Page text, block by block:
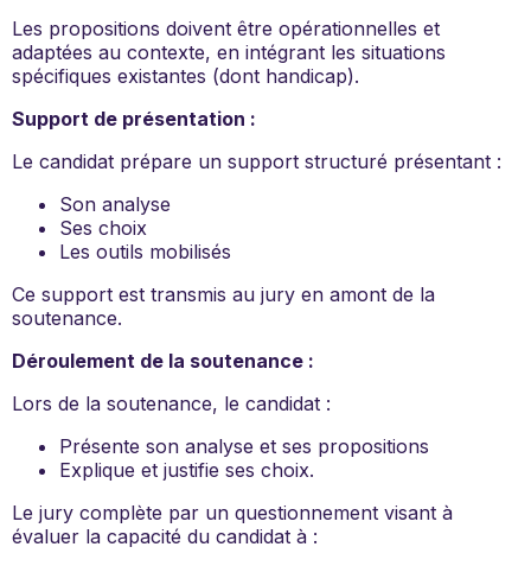
Les propositions doivent être opérationnelles et
adaptées au contexte, en intégrant les situations
spécifiques existantes (dont handicap).
Support de présentation :
Le candidat prépare un support structuré présentant :
Son analyse
Ses choix
Les outils mobilisés
Ce support est transmis au jury en amont de la
soutenance.
Déroulement de la soutenance :
Lors de la soutenance, le candidat :
Présente son analyse et ses propositions
Explique et justifie ses choix.
Le jury complète par un questionnement visant à
évaluer la capacité du candidat à :